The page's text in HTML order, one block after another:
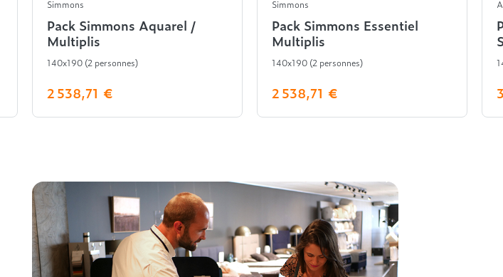
Simmons
Pack Simmons Aquarel /
Multiplis
140x190 (2 personnes)
2 538,71 €
Simmons
Pack Simmons Essentiel
Multiplis
140x190 (2 personnes)
2 538,71 €